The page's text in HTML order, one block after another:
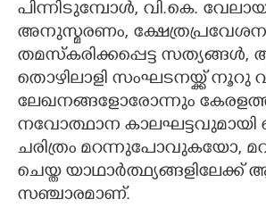
പിന്നിടുമ്പോൾ,​ വി.കെ.
അനുസ്മരണം,​
തമസ്കരിക്കപ്പെട്ട സത്യങ്ങൾ,​
തൊഴിലാളി സംഘടനയ്ക്ക്
ലേഖനങ്ങളോരോന്നും
നവോത്ഥാന കാലഘട്ടവുമായി
ചരിത്രം മറന്നുപോവുകയോ,​
ചെയ്ത യാഥാർത്ഥ്യങ്ങളിലേക്ക്
സഞ്ചാരമാണ്.